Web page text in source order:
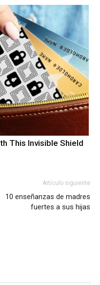
This Invisible Shield
Artículo siguiente
10 enseñanzas de madres
fuertes a sus hijas